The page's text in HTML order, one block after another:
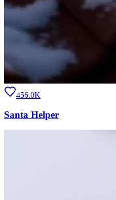
456.0K
Santa Helper